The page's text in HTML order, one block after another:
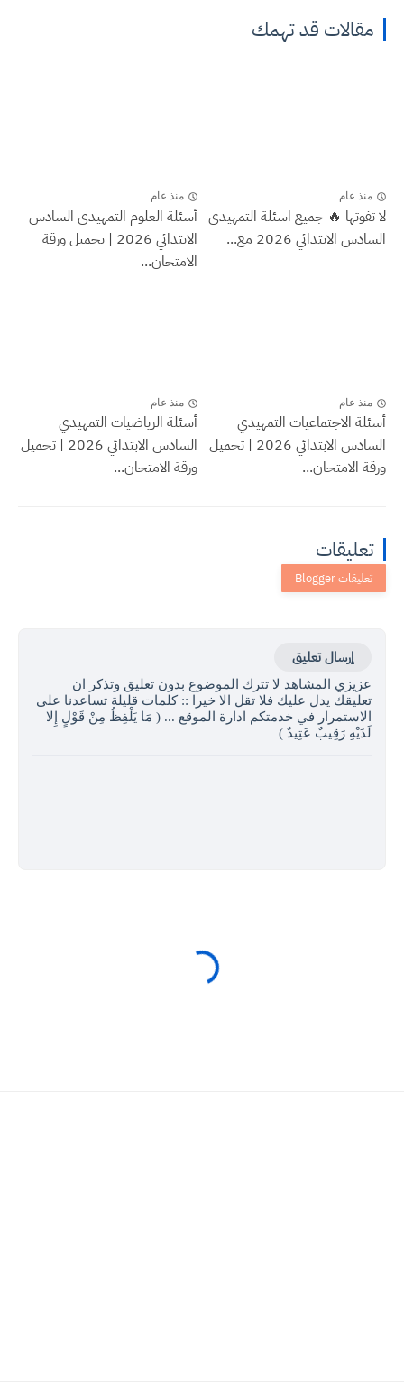
مقالات قد تهمك
منذ عام
لا تفوتها 🔥 جميع اسئلة التمهيدي
السادس الابتدائي 2026 مع...
منذ عام
أسئلة العلوم التمهيدي السادس
الابتدائي 2026 | تحميل ورقة
الامتحان...
منذ عام
أسئلة الاجتماعيات التمهيدي
السادس الابتدائي 2026 | تحميل
ورقة الامتحان...
منذ عام
أسئلة الرياضيات التمهيدي
السادس الابتدائي 2026 | تحميل
ورقة الامتحان...
تعليقات
إرسال تعليق
عزيزي المشاهد لا تترك الموضوع بدون تعليق وتذكر ان
تعليقك يدل عليك فلا تقل الا خيرا :: كلمات قليلة تساعدنا على
الاستمرار في خدمتكم ادارة الموقع ... ( مَا يَلْفِظُ مِنْ قَوْلٍ إِلا
لَدَيْهِ رَقِيبٌ عَتِيدٌ )